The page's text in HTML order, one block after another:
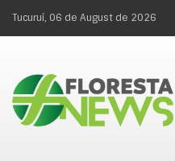
Tucuruí, 06 de August de 2026